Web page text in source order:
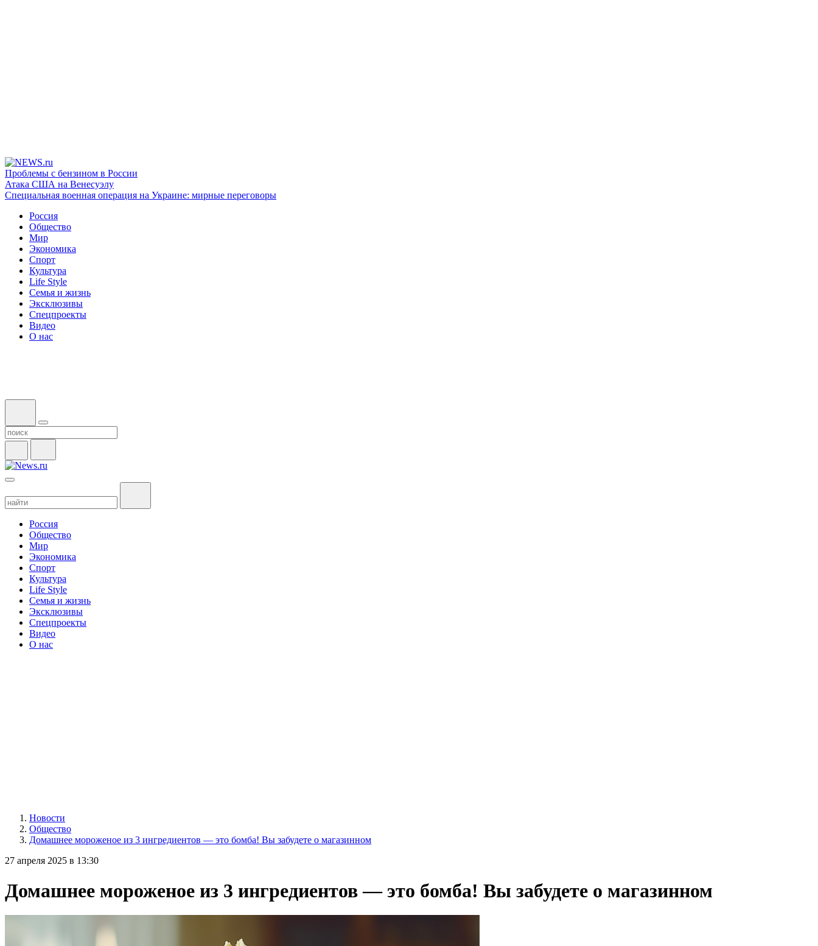
Проблемы с бензином в России
Атака США на Венесуэлу
Специальная военная операция на Украине: мирные переговоры
Россия
Общество
Мир
Экономика
Спорт
Культура
Life Style
Семья и жизнь
Эксклюзивы
Спецпроекты
Видео
О нас
Россия
Общество
Мир
Экономика
Спорт
Культура
Life Style
Семья и жизнь
Эксклюзивы
Спецпроекты
Видео
О нас
Новости
Общество
Домашнее мороженое из 3 ингредиентов — это бомба! Вы забудете о магазинном
27 апреля 2025 в 13:30
Домашнее мороженое из 3 ингредиентов — это бомба! Вы забудете о магазинном